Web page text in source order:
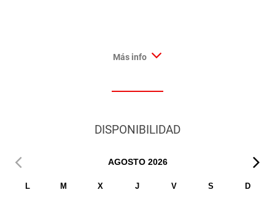
Más info
DISPONIBILIDAD
AGOSTO 2026
L M X J V S D